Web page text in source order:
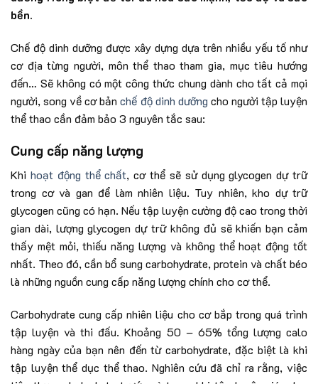
bền.
Chế độ dinh dưỡng được xây dựng dựa trên nhiều yếu tố như
cơ địa từng người, môn thể thao tham gia, mục tiêu hướng
đến… Sẽ không có một công thức chung dành cho tất cả mọi
người, song về cơ bảnchế độ dinh dưỡng cho người tập luyện
thể thao cần đảm bảo 3 nguyên tắc sau:
Cung cấp năng lượng
Khi hoạt động thể chất, cơ thể sẽ sử dụng glycogen dự trữ
trong cơ và gan để làm nhiên liệu. Tuy nhiên, kho dự trữ
glycogen cũng có hạn. Nếu tập luyện cường độ cao trong thời
gian dài, lượng glycogen dự trữ không đủ sẽ khiến bạn cảm
thấy mệt mỏi, thiếu năng lượng và không thể hoạt động tốt
nhất. Theo đó, cần bổ sung carbohydrate, protein và chất béo
là những nguồn cung cấp năng lượng chính cho cơ thể.
Carbohydrate cung cấp nhiên liệu cho cơ bắp trong quá trình
tập luyện và thi đấu. Khoảng 50 – 65% tổng lượng calo
hàng ngày của bạn nên đến từ carbohydrate, đặc biệt là khi
tập luyện thể dục thể thao. Nghiên cứu đã chỉ ra rằng, việc